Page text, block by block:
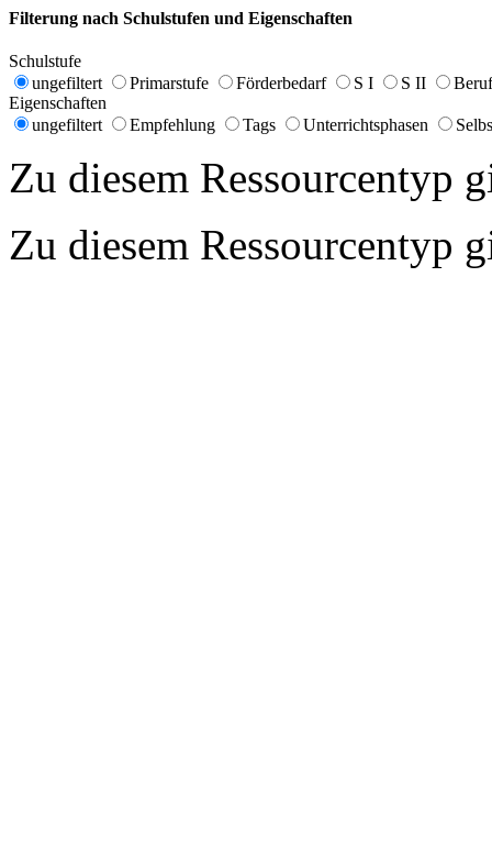
Filterung nach Schulstufen und Eigenschaften
Schulstufe
ungefiltert
Primarstufe Förderbedarf S I S II
Eigenschaften
ungefiltert
Empfehlung Tags Unterrichtsphasen
Zu diesem Ressourcentyp
Zu diesem Ressourcentyp